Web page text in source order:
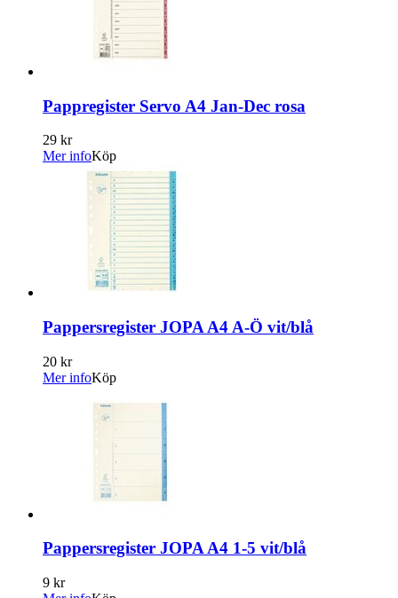
Pappregister Servo A4 Jan-Dec rosa
29 kr
Mer infoKöp
Pappersregister JOPA A4 A-Ö vit/blå
20 kr
Mer infoKöp
Pappersregister JOPA A4 1-5 vit/blå
9 kr